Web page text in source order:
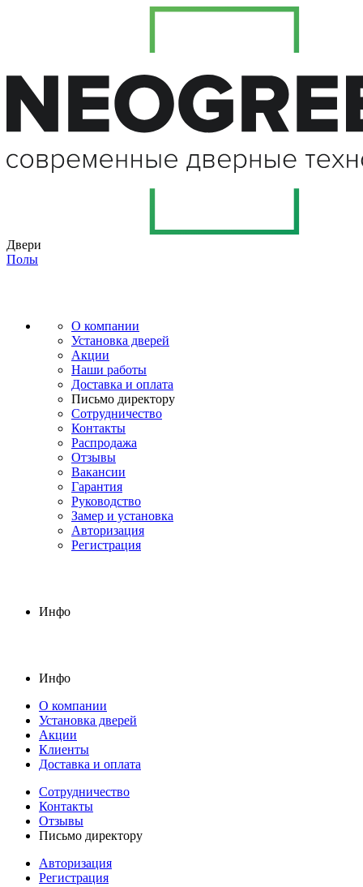
Двери
Полы
О компании
Установка дверей
Акции
Наши работы
Доставка и оплата
Письмо директору
Сотрудничество
Контакты
Распродажа
Отзывы
Вакансии
Гарантия
Руководство
Замер и установка
Авторизация
Регистрация
Инфо
Инфо
О компании
Установка дверей
Акции
Клиенты
Доставка и оплата
Сотрудничество
Контакты
Отзывы
Письмо директору
Авторизация
Регистрация